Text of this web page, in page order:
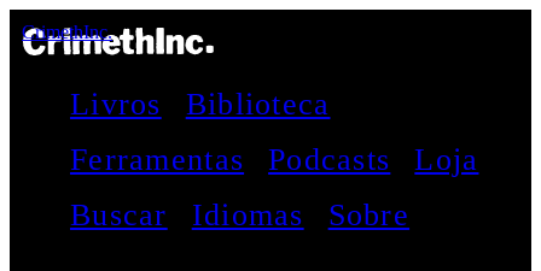
CrimethInc.
Livros
Biblioteca
Ferramentas
Podcasts
Loja
Buscar
Idiomas Sobre